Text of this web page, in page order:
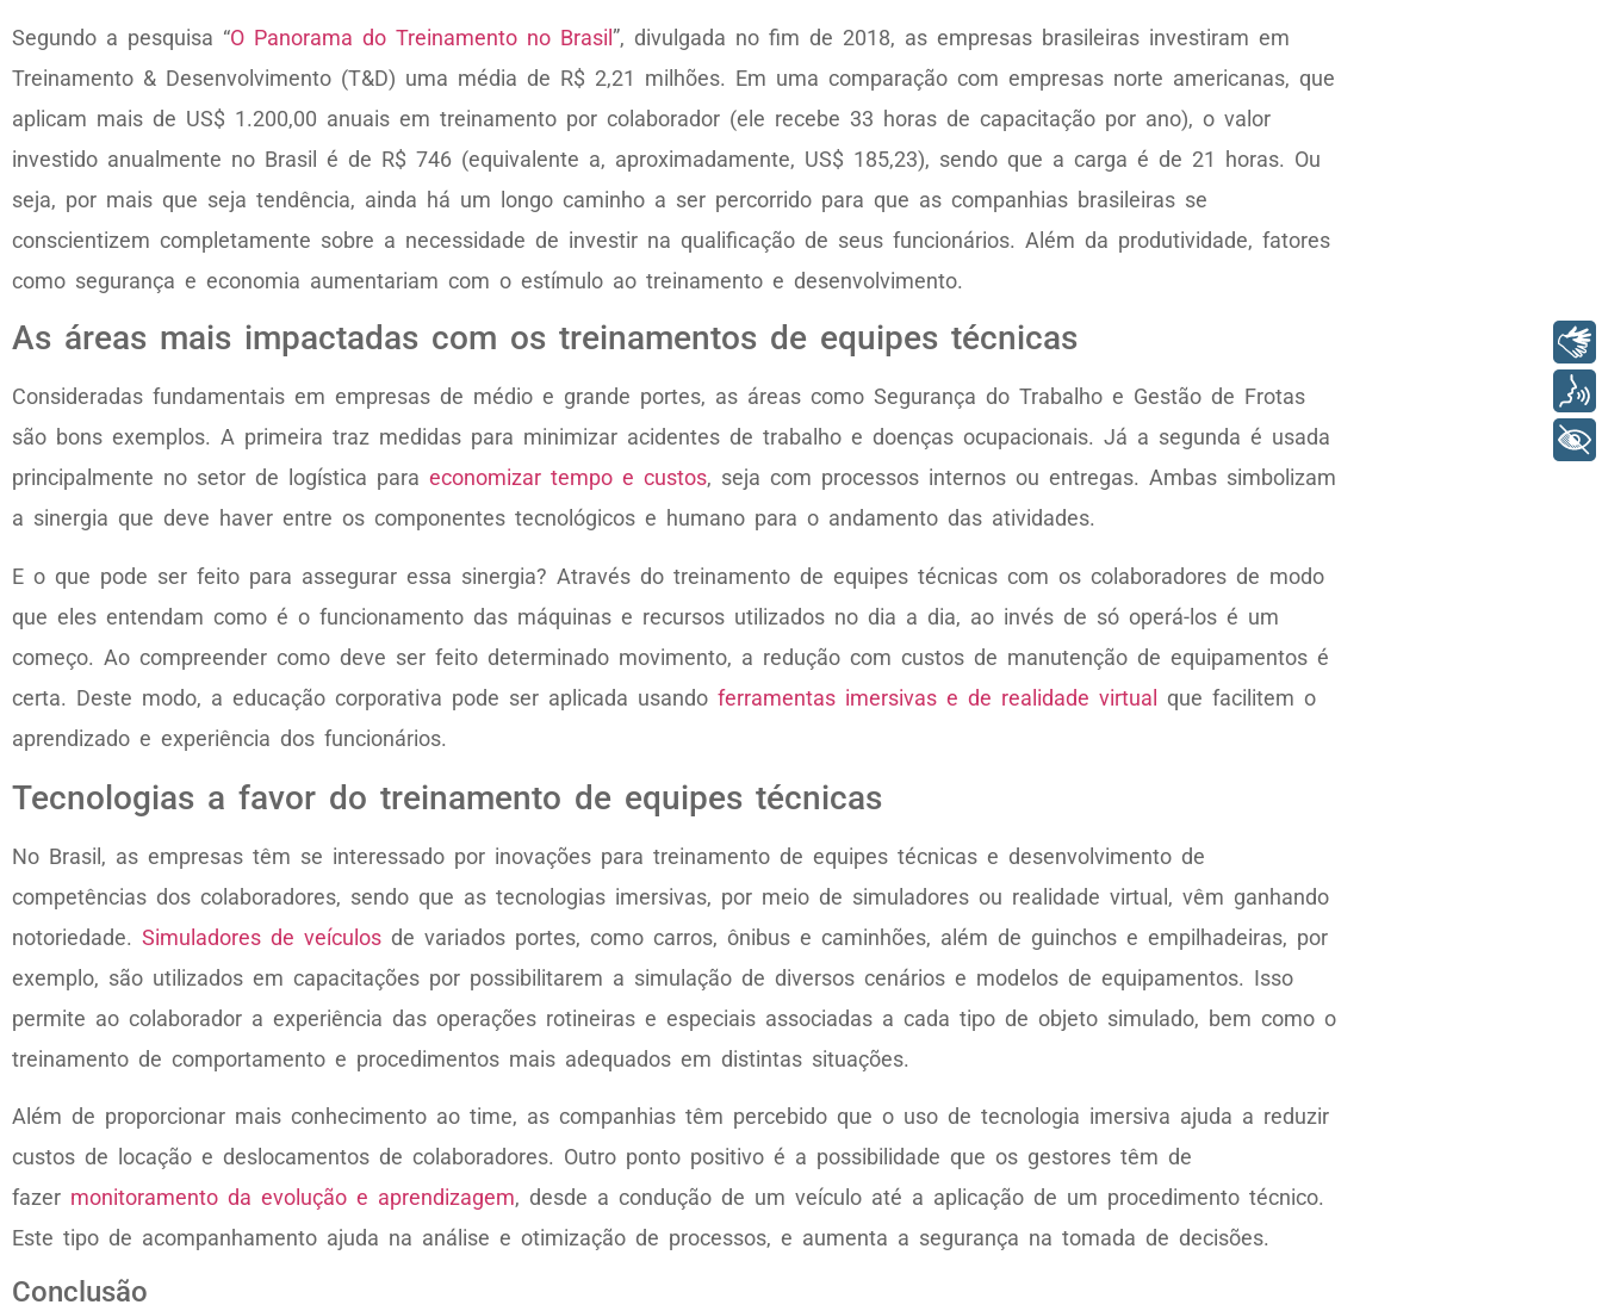
Segundo a pesquisa “O Panorama do Treinamento no Brasil”, divulgada no fim de 2018, as empresas brasileiras investiram em
Treinamento & Desenvolvimento (T&D) uma média de R$ 2,21 milhões. Em uma comparação com empresas norte americanas, que
aplicam mais de US$ 1.200,00 anuais em treinamento por colaborador (ele recebe 33 horas de capacitação por ano), o valor
investido anualmente no Brasil é de R$ 746 (equivalente a, aproximadamente, US$ 185,23), sendo que a carga é de 21 horas. Ou
seja, por mais que seja tendência, ainda há um longo caminho a ser percorrido para que as companhias brasileiras se
conscientizem completamente sobre a necessidade de investir na qualificação de seus funcionários. Além da produtividade, fatores
como segurança e economia aumentariam com o estímulo ao treinamento e desenvolvimento.
As áreas mais impactadas com os treinamentos de equipes técnicas
Consideradas fundamentais em empresas de médio e grande portes, as áreas como Segurança do Trabalho e Gestão de Frotas
são bons exemplos. A primeira traz medidas para minimizar acidentes de trabalho e doenças ocupacionais. Já a segunda é usada
principalmente no setor de logística para economizar tempo e custos, seja com processos internos ou entregas. Ambas simbolizam
a sinergia que deve haver entre os componentes tecnológicos e humano para o andamento das atividades.
E o que pode ser feito para assegurar essa sinergia? Através do treinamento de equipes técnicas com os colaboradores de modo
que eles entendam como é o funcionamento das máquinas e recursos utilizados no dia a dia, ao invés de só operá-los é um
começo. Ao compreender como deve ser feito determinado movimento, a redução com custos de manutenção de equipamentos é
certa. Deste modo, a educação corporativa pode ser aplicada usando ferramentas imersivas e de realidade virtual que facilitem o
aprendizado e experiência dos funcionários.
Tecnologias a favor do treinamento de equipes técnicas
No Brasil, as empresas têm se interessado por inovações para treinamento de equipes técnicas e desenvolvimento de
competências dos colaboradores, sendo que as tecnologias imersivas, por meio de simuladores ou realidade virtual, vêm ganhando
notoriedade. Simuladores de veículos de variados portes, como carros, ônibus e caminhões, além de guinchos e empilhadeiras, por
exemplo, são utilizados em capacitações por possibilitarem a simulação de diversos cenários e modelos de equipamentos. Isso
permite ao colaborador a experiência das operações rotineiras e especiais associadas a cada tipo de objeto simulado, bem como o
treinamento de comportamento e procedimentos mais adequados em distintas situações.
Além de proporcionar mais conhecimento ao time, as companhias têm percebido que o uso de tecnologia imersiva ajuda a reduzir
custos de locação e deslocamentos de colaboradores. Outro ponto positivo é a possibilidade que os gestores têm de
fazer monitoramento da evolução e aprendizagem, desde a condução de um veículo até a aplicação de um procedimento técnico.
Este tipo de acompanhamento ajuda na análise e otimização de processos, e aumenta a segurança na tomada de decisões.
Conclusão